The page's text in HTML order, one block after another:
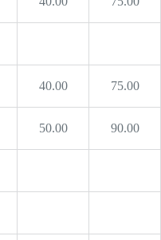
40.00 75.00
50.00 90.00